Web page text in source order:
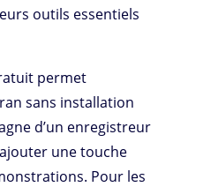
outils essentiels
permet
sans installation
d’un enregistreur
une touche
Pour les